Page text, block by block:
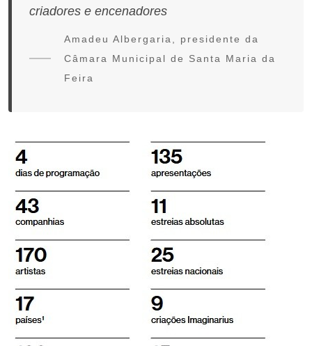
criadores e encenadores
Amadeu Albergaria, presidente da
Câmara Municipal de Santa Maria da
Feira